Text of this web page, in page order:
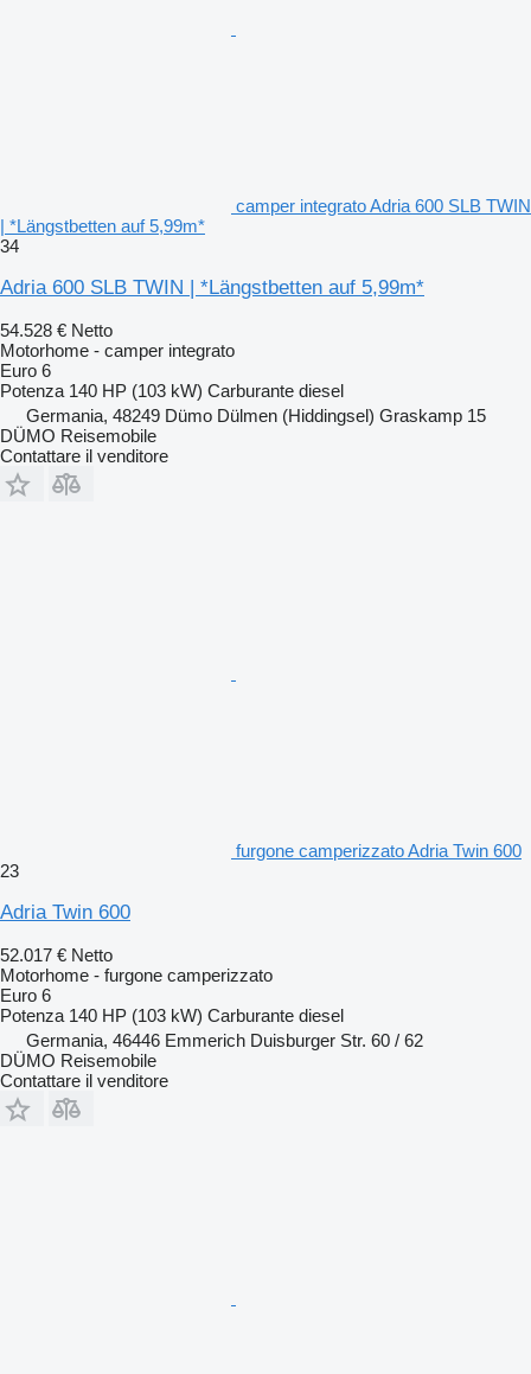
camper integrato Adria 600 SLB TWIN
| *Längstbetten auf 5,99m*
34
Adria 600 SLB TWIN | *Längstbetten auf 5,99m*
54.528 € Netto
Motorhome - camper integrato
Euro 6
Potenza 140 HP (103 kW) Carburante diesel
Germania, 48249 Dümo Dülmen (Hiddingsel) Graskamp 15
DÜMO Reisemobile
Contattare il venditore
furgone camperizzato Adria Twin 600
23
Adria Twin 600
52.017 € Netto
Motorhome - furgone camperizzato
Euro 6
Potenza 140 HP (103 kW) Carburante diesel
Germania, 46446 Emmerich Duisburger Str. 60 / 62
DÜMO Reisemobile
Contattare il venditore